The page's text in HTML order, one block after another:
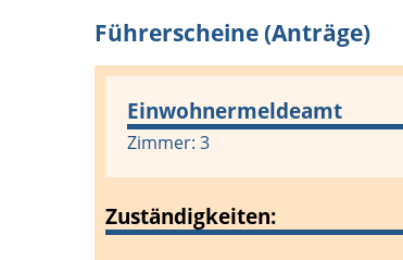
Führerscheine (Anträge)
Einwohnermeldeamt
Zimmer: 3
Zuständigkeiten: